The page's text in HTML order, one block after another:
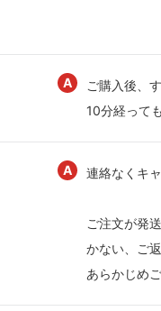
ご購入後、
10分経って
連絡なくキ
ご注文が発
かない、ご
あらかじめ